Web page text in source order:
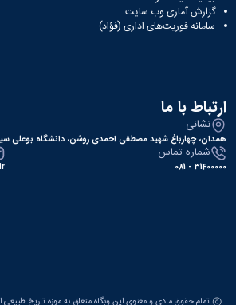
گزارش آماری وب‌ سایت
سامانه فوریت‌های اداری (فؤاد)
ارتباط با ما
نشانی
همدان، چهارباغ شهید مصطفی احمدی روشن، دانشگاه بوعلی
شماره تماس
31400000 - 081
تمام حقوق مادی و معنوی این وبگاه متعلق به موزه تاریخ